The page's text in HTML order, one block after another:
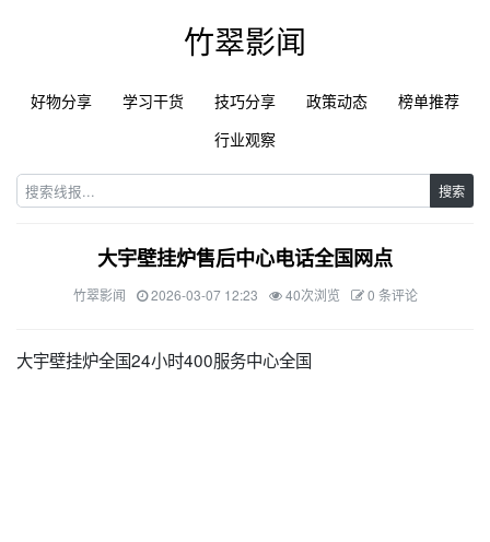
竹翠影闻
好物分享 学习干货 技巧分享 政策动态
榜单推荐
行业观察
搜索
大宇壁挂炉售后中心电话全国网点
竹翠影闻 2026-03-07 12:23 40次浏览 0 条评论
大宇壁挂炉全国24小时400服务中心全国